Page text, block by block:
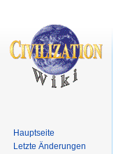
Hauptseite
Letzte Änderungen